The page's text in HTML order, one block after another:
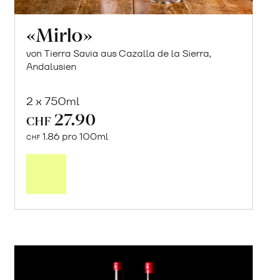
«Mirlo»
von Tierra Savia aus Cazalla de la Sierra,
Andalusien
2 x 750ml
CHF 27.90
CHF 1.86 pro 100ml